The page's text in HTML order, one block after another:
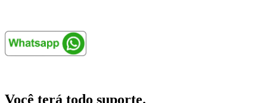
Você terá todo suporte.